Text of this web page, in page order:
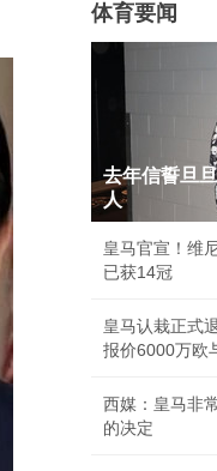
体育要闻
去年信誓旦
人
皇马官宣！维
已获14冠
皇马认栽正式
报价6000万欧
西媒：皇马非
的决定